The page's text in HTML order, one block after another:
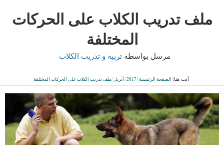
ملف تدريب الكلاب على الحركات
المختلفة
مرسل بواسطةتربية و تدريب الكلاب
أنت هنا: الصفحة الرئيسية/
2017
/ أبريل/ملف تدريب الكلاب على الحركات المختلفة